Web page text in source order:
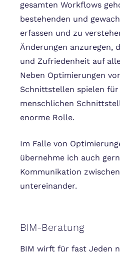
gesamten Workflows
bestehenden und
erfassen und zu
Änderungen anzuregen,
und Zufriedenheit auf
Neben Optimierungen
Schnittstellen spielen
menschlichen
enorme Rolle.
Im Falle von
übernehme ich auch
Kommunikation
untereinander.
BIM-Beratung
BIM wirft für fast Jeden